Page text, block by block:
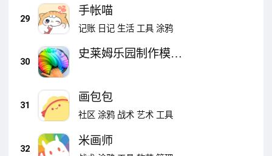
29
手帐喵
记账 日记 生活 工具 涂鸦
30
史莱姆乐园制作模拟
31
画包包
社区 涂鸦 战术 艺术 工具
32
米画师